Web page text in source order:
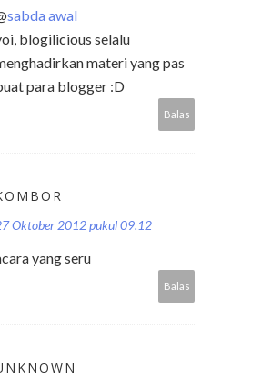
sabda awal
blogilicious selalu
materi yang pas
para blogger :D
Balas
Oktober 2012 pukul 09.12
yang seru
Balas